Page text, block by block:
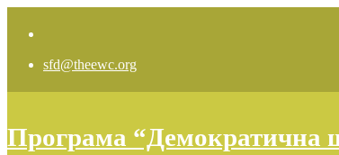
sfd@theewc.org
Програма “Демократична